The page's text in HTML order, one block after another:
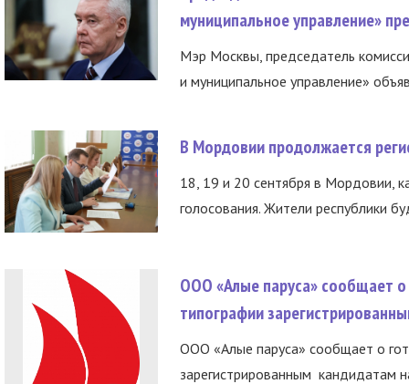
муниципальное управление»
Мэр Москвы, председатель
и муниципальное управление»
В Мордовии продолжается
18, 19 и 20 сентября в Мордовии,
голосования. Жители республики
ООО «Алые паруса» сообщает о
типографии
ООО «Алые паруса» сообщает о
зарегистрированным кандидатам